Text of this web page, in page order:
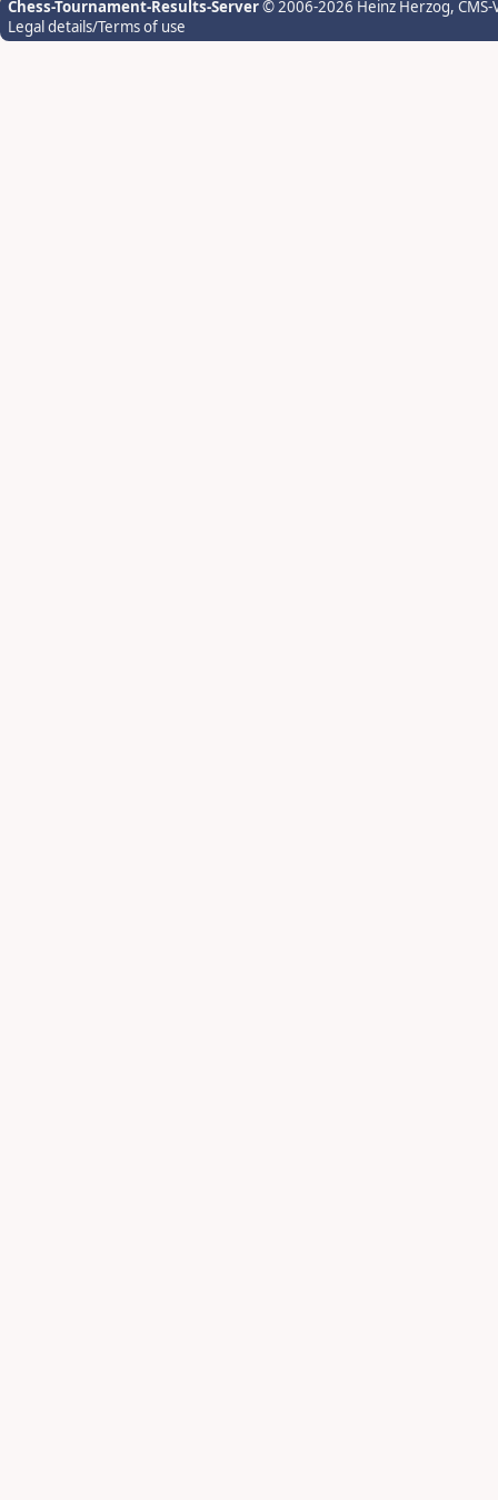
Chess-Tournament-Results-Server© 2006-2026 Heinz Herzog,
Legal details/Terms of use